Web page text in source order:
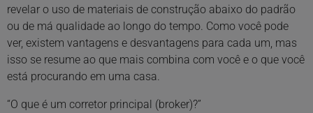
revelar o uso de materiais de construção abaixo do padrão
ou de má qualidade ao longo do tempo. Como você pode
ver, existem vantagens e desvantagens para cada um, mas
isso se resume ao que mais combina com você e o que você
está procurando em uma casa.
“O que é um corretor principal (broker)?”